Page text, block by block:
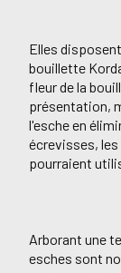
Elles
bouillette
fleur de la
présentation,
l'esche en
écrevisses,
pourraient
Arborant une
esches sont